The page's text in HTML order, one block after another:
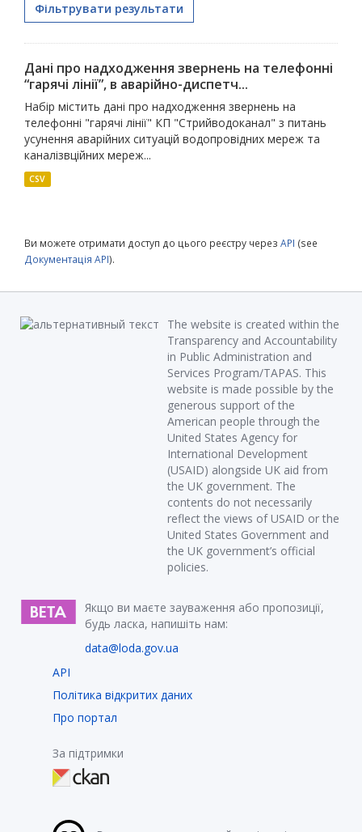
Фільтрувати результати
Дані про надходження звернень на телефонні
“гарячі лінії”, в аварійно-диспетч...
Набір містить дані про надходження звернень на
телефонні "гарячі лінії" КП "Стрийводоканал" з питань
усунення аварійних ситуацій водопровідних мереж та
каналізвційних мереж...
CSV
Ви можете отримати доступ до цього реєстру через API (see
Документація API).
The website is created within the
Transparency and Accountability
in Public Administration and
Services Program/TAPAS. This
website is made possible by the
generous support of the
American people through the
United States Agency for
International Development
(USAID) alongside UK aid from
the UK government. The
contents do not necessarily
reflect the views of USAID or the
United States Government and
the UK government’s official
policies.
Якщо ви маєте зауваження або пропозиції,
будь ласка, напишіть нам:
data@loda.gov.ua
API
Політика відкритих даних
Про портал
За підтримки